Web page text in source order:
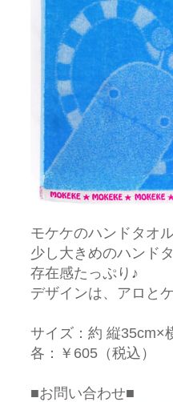
モケケのハンドタオ
少し大きめのハンド
存在感たっぷり♪
デザインは、アロと
サイズ：約 縦35cm×
各：￥605（税込）
■お問い合わせ■